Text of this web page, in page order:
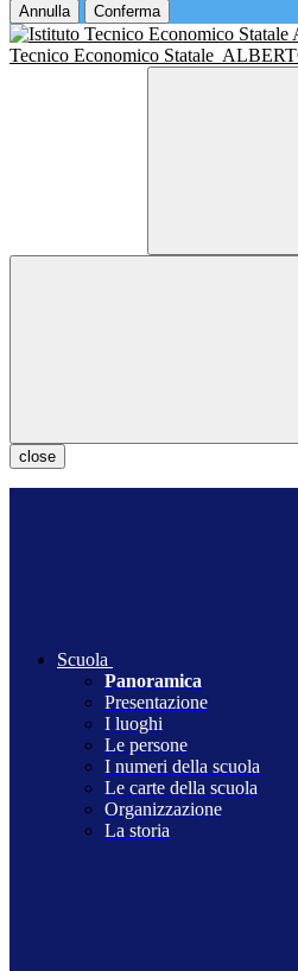
Annulla Conferma
Tecnico Economico Statale
close
Scuola
Panoramica
Presentazione
I luoghi
Le persone
I numeri della scuola
Le carte della scuola
Organizzazione
La storia